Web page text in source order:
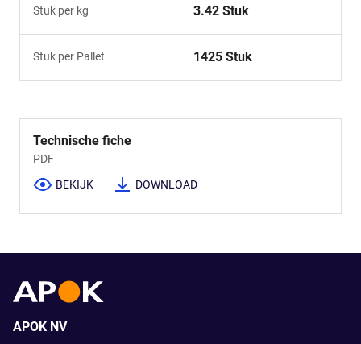
Stuk per kg 3.42 Stuk
Stuk per Pallet 1425 Stuk
Technische fiche
PDF
BEKIJK DOWNLOAD
APOK NV